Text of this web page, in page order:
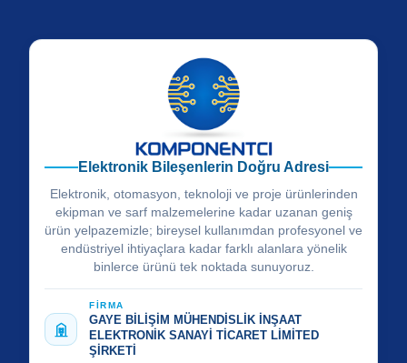
Elektronik Bileşenlerin Doğru Adresi
Elektronik, otomasyon, teknoloji ve proje ürünlerinden
ekipman ve sarf malzemelerine kadar uzanan geniş
ürün yelpazemizle; bireysel kullanımdan profesyonel ve
endüstriyel ihtiyaçlara kadar farklı alanlara yönelik
binlerce ürünü tek noktada sunuyoruz.
FİRMA
GAYE BİLİŞİM MÜHENDİSLİK İNŞAAT
ELEKTRONİK SANAYİ TİCARET LİMİTED
ŞİRKETİ